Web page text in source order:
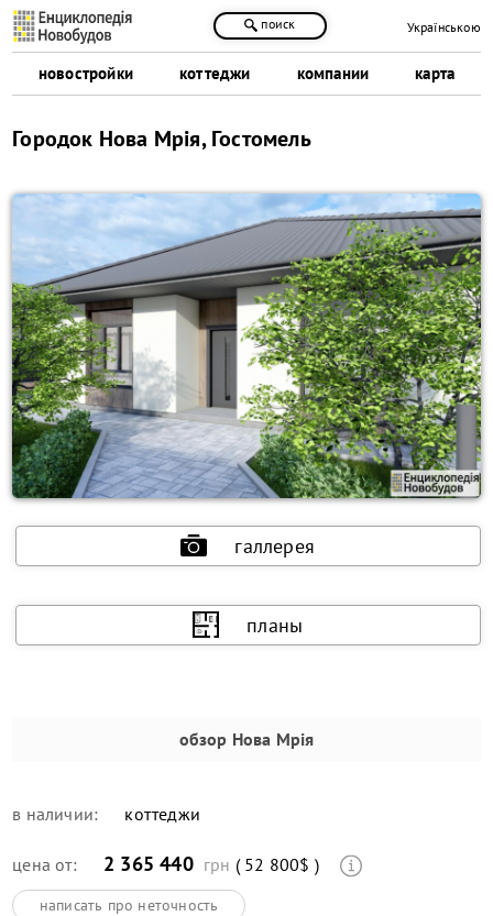
новостройки коттеджи компании карта
поиск Українською
Городок Нова Мрія, Гостомель
галлерея
планы
обзор Нова Мрія
в наличии: коттеджи
цена от: 2 365 440 грн ( 52 800$ )
написать про неточность